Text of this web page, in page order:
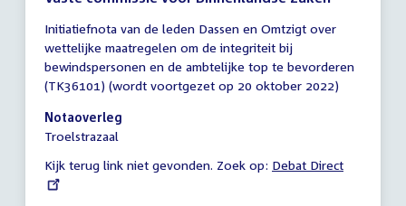
vergadering
14:00
-
17:30
uur
Initiatiefnota van de leden Dassen en Omtzigt over
wettelijke maatregelen om de integriteit bij
bewindspersonen en de ambtelijke top te bevorderen
(TK36101) (wordt voortgezet op 20 oktober 2022)
Notaoverleg
Troelstrazaal
Kijk terug link niet gevonden. Zoek op: External
Debat Direct